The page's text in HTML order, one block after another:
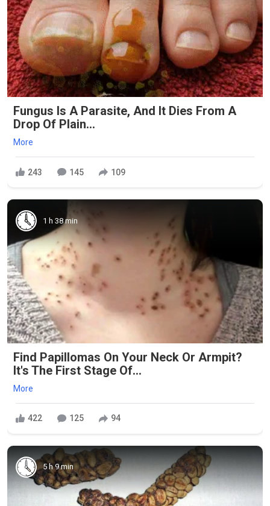
Fungus Is A Parasite, And It Dies From A
Drop Of Plain...
More
243 145 109
1 h 38 min
Find Papillomas On Your Neck Or Armpit?
It's The First Stage Of...
More
422 125 94
5 h 9 min